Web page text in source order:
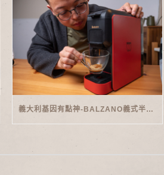
義大利基因有點神-BALZANO義式半自動雙膠囊3 IN 1咖啡機開箱